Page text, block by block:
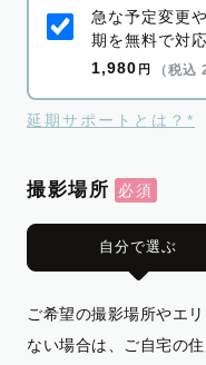
急な予定変更
期を無料で対
1,980 円 （税込
延期サポートとは？*
撮影場所
自分で選ぶ
ご希望の撮影場所やエ
ない場合は、ご自宅の